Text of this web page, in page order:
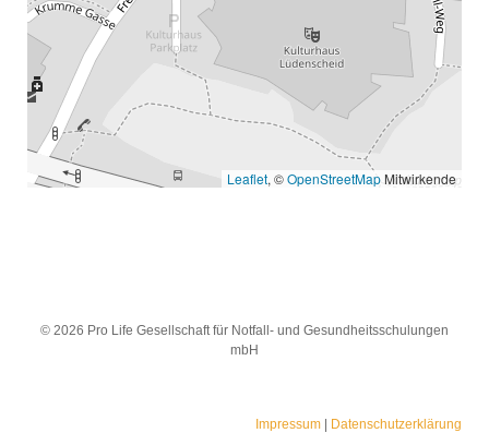
Leaflet, ©OpenStreetMap Mitwirkende
© 2026 Pro Life Gesellschaft für Notfall- und Gesundheitsschulungen
mbH
Impressum Datenschutzerklärung